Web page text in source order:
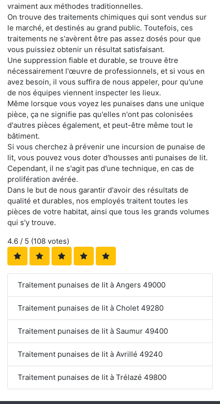
vraiment aux méthodes traditionnelles.
On trouve des traitements chimiques qui sont vendus sur
le marché, et destinés au grand public. Toutefois, ces
traitements ne s'avèrent être pas assez dosés pour que
vous puissiez obtenir un résultat satisfaisant.
Une suppression fiable et durable, se trouve être
nécessairement l'œuvre de professionnels, et si vous en
avez besoin, il vous suffira de nous appeler, pour qu'une
de nos équipes viennent inspecter les lieux.
Même lorsque vous voyez les punaises dans une unique
pièce, ça ne signifie pas qu'elles n'ont pas colonisées
d'autres pièces également, et peut-être même tout le
bâtiment.
Si vous cherchez à prévenir une incursion de punaise de
lit, vous pouvez vous doter d'housses anti punaises de lit.
Cependant, il ne s'agit pas d'une technique, en cas de
prolifération avérée.
Dans le but de nous garantir d'avoir des résultats de
qualité et durables, nos employés traitent toutes les
pièces de votre habitat, ainsi que tous les grands volumes
qui s'y trouve.
4.6 / 5 (108 votes)
Traitement punaises de lit à Angers 49000
Traitement punaises de lit à Cholet 49280
Traitement punaises de lit à Saumur 49400
Traitement punaises de lit à Avrillé 49240
Traitement punaises de lit à Trélazé 49800